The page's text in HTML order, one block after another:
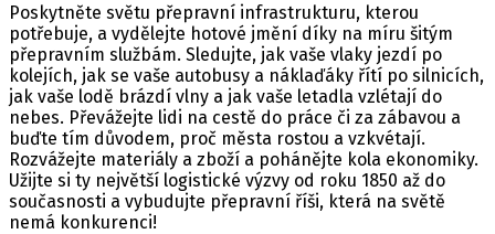
Poskytněte světu přepravní infrastrukturu, kterou
potřebuje, a vydělejte hotové jmění díky na míru šitým
přepravním službám. Sledujte, jak vaše vlaky jezdí po
kolejích, jak se vaše autobusy a náklaďáky řítí po silnicích,
jak vaše lodě brázdí vlny a jak vaše letadla vzlétají do
nebes. Převážejte lidi na cestě do práce či za zábavou a
buďte tím důvodem, proč města rostou a vzkvétají.
Rozvážejte materiály a zboží a pohánějte kola ekonomiky.
Užijte si ty největší logistické výzvy od roku 1850 až do
současnosti a vybudujte přepravní říši, která na světě
nemá konkurenci!